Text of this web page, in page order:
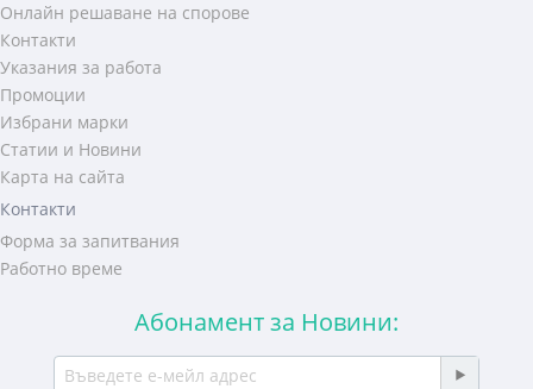
Онлайн решаване на спорове
Контакти
Указания за работа
Промоции
Избрани марки
Статии и Новини
Карта на сайта
Контакти
Форма за запитвания
Работно време
Абонамент за Новини: